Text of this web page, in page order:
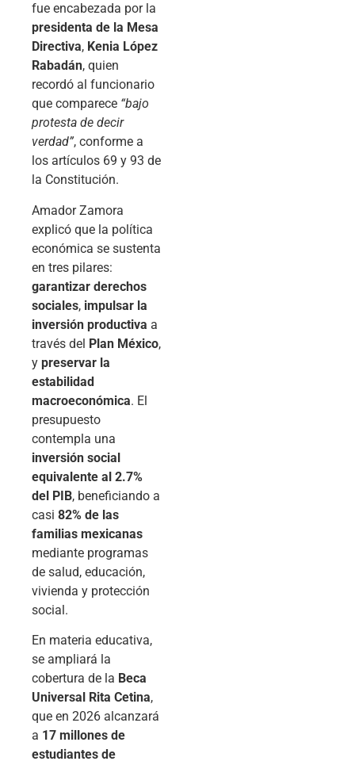
fue encabezada por la
presidenta de la Mesa
Directiva, Kenia López
Rabadán, quien
recordó al funcionario
que comparece “bajo
protesta de decir
verdad”, conforme a
los artículos 69 y 93 de
la Constitución.
Amador Zamora
explicó que la política
económica se sustenta
en tres pilares:
garantizar derechos
sociales, impulsar la
inversión productiva a
través del Plan México,
y preservar la
estabilidad
macroeconómica. El
presupuesto
contempla una
inversión social
equivalente al 2.7%
del PIB, beneficiando a
casi 82% de las
familias mexicanas
mediante programas
de salud, educación,
vivienda y protección
social.
En materia educativa,
se ampliará la
cobertura de la Beca
Universal Rita Cetina,
que en 2026 alcanzará
a 17 millones de
estudiantes de